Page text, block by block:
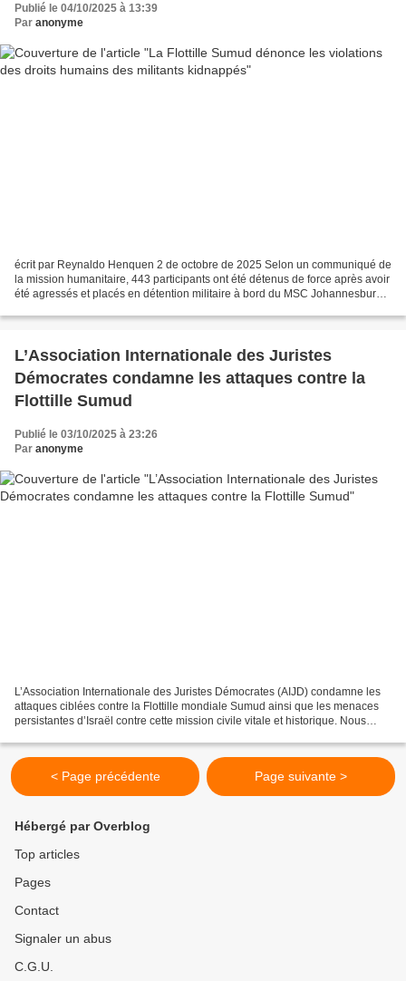
Publié le 04/10/2025 à 13:39
Par anonyme
écrit par Reynaldo Henquen 2 de octobre de 2025 Selon un communiqué de
la mission humanitaire, 443 participants ont été détenus de force après avoir
été agressés et placés en détention militaire à bord du MSC Johannesburg.
L’Association Internationale des Juristes
Démocrates condamne les attaques contre la
Flottille Sumud
Publié le 03/10/2025 à 23:26
Par anonyme
L’Association Internationale des Juristes Démocrates (AIJD) condamne les
attaques ciblées contre la Flottille mondiale Sumud ainsi que les menaces
persistantes d’Israël contre cette mission civile vitale et historique. Nous
< Page précédente Page suivante >
Hébergé par Overblog
Top articles
Pages
Contact
Signaler un abus
C.G.U.